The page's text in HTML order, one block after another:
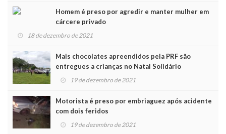
Homem é preso por agredir e manter mulher em
cárcere privado
18 de dezembro de 2021
Mais chocolates apreendidos pela PRF são
entregues a crianças no Natal Solidário
19 de dezembro de 2021
Motorista é preso por embriaguez após acidente
com dois feridos
19 de dezembro de 2021